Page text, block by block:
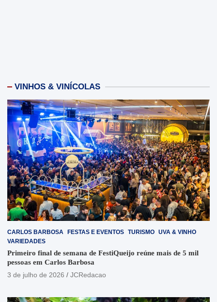
VINHOS & VINÍCOLAS
CARLOS BARBOSA FESTAS E EVENTOS TURISMO UVA & VINHO
VARIEDADES
Primeiro final de semana de FestiQueijo reúne mais de 5 mil
pessoas em Carlos Barbosa
3 de julho de 2026
JCRedacao